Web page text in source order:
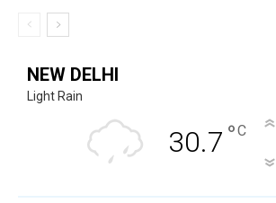
NEW DELHI
Light Rain
30.7 °C